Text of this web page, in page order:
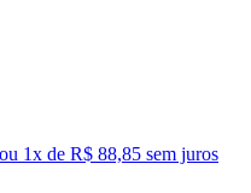
ou 1x de R$ 88,85 sem juros